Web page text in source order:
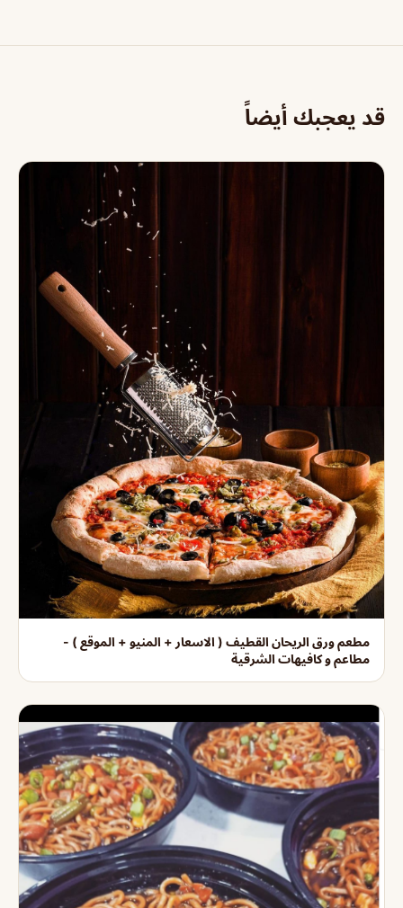
قد يعجبك أيضاً
مطعم ورق الريحان القطيف ( الاسعار + المنيو + الموقع ) -
مطاعم و كافيهات الشرقية